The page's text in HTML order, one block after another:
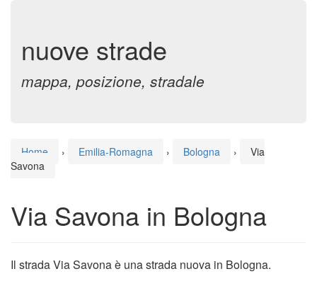
nuove strade
mappa, posizione, stradale
Home › Emilia-Romagna › Bologna ›
Via
Savona
Via Savona in Bologna
Il strada Via Savona è una strada nuova in Bologna.